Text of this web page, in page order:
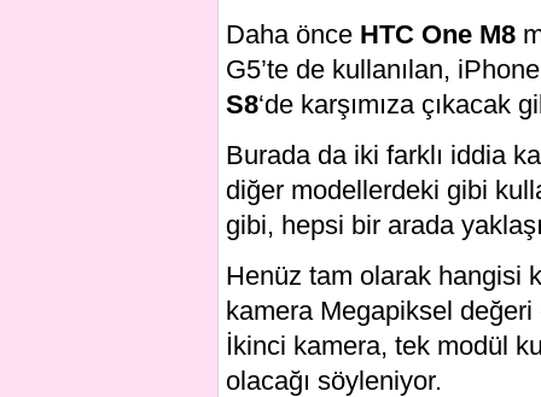
Daha önce HTC One M8
G5’te de kullanılan,
S8‘de karşımıza çıkacak
Burada da iki farklı iddia
diğer modellerdeki gibi
gibi, hepsi bir arada
Henüz tam olarak hangisi
kamera Megapiksel
İkinci kamera, tek modül
olacağı söyleniyor.